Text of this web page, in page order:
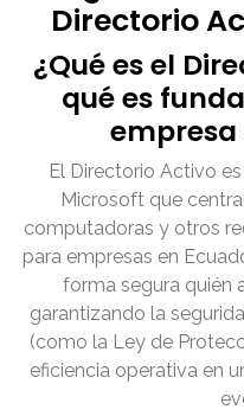
Directorio
¿Qué es el
qué es
empresa
El Directorio Activo
Microsoft que
computadoras y otros
para empresas en
forma segura quién
garantizando la
(como la Ley de
eficiencia operativa en